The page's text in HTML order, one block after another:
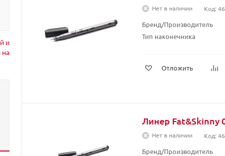
Нет в наличии Код:
Бренд/Производитель
Тип наконечника
Отложить
Линер Fat&Skinny
Нет в наличии Код:
Бренд/Производитель